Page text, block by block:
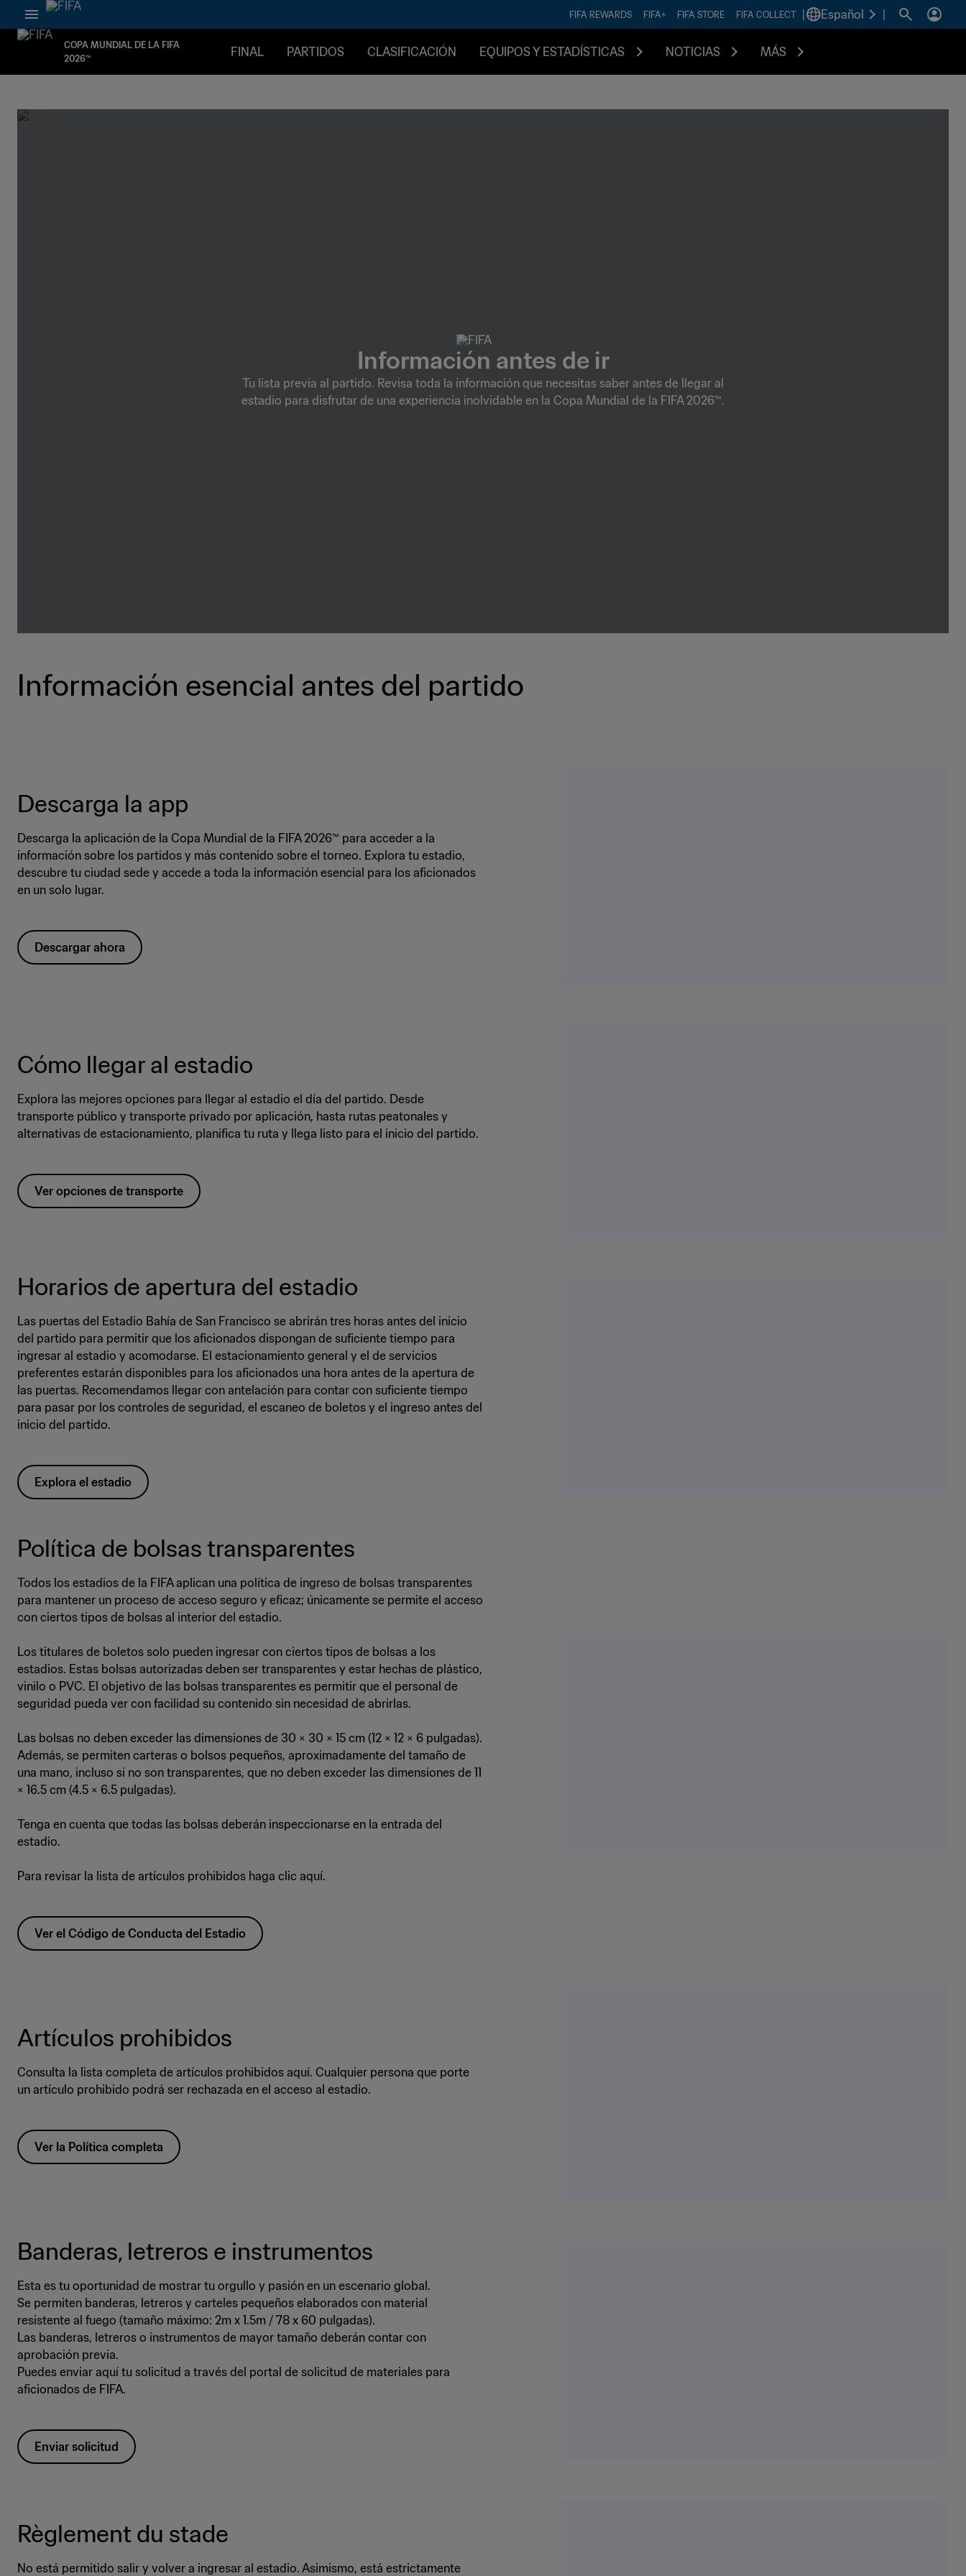
FIFA REWARDS FIFA+ FIFA STORE FIFA COLLECT Español
COPA MUNDIAL DE LA FIFA
2026™
FINAL PARTIDOS CLASIFICACIÓN EQUIPOS Y ESTADÍSTICAS NOTICIAS MÁS
Información antes de ir
Tu lista previa al partido. Revisa toda la información que necesitas saber antes de llegar al
estadio para disfrutar de una experiencia inolvidable en la Copa Mundial de la FIFA 2026™.
Información esencial antes del partido
Descarga la app
Descarga la aplicación de la Copa Mundial de la FIFA 2026™ para acceder a la
información sobre los partidos y más contenido sobre el torneo. Explora tu estadio,
descubre tu ciudad sede y accede a toda la información esencial para los aficionados
en un solo lugar.
Descargar ahora
Cómo llegar al estadio
Explora las mejores opciones para llegar al estadio el día del partido. Desde
transporte público y transporte privado por aplicación, hasta rutas peatonales y
alternativas de estacionamiento, planifica tu ruta y llega listo para el inicio del partido.
Ver opciones de transporte
Horarios de apertura del estadio
Las puertas del Estadio Bahía de San Francisco se abrirán tres horas antes del inicio
del partido para permitir que los aficionados dispongan de suficiente tiempo para
ingresar al estadio y acomodarse. El estacionamiento general y el de servicios
preferentes estarán disponibles para los aficionados una hora antes de la apertura de
las puertas. Recomendamos llegar con antelación para contar con suficiente tiempo
para pasar por los controles de seguridad, el escaneo de boletos y el ingreso antes del
inicio del partido.
Explora el estadio
Política de bolsas transparentes
Todos los estadios de la FIFA aplican una política de ingreso de bolsas transparentes
para mantener un proceso de acceso seguro y eficaz; únicamente se permite el acceso
con ciertos tipos de bolsas al interior del estadio.
Los titulares de boletos solo pueden ingresar con ciertos tipos de bolsas a los
estadios. Estas bolsas autorizadas deben ser transparentes y estar hechas de plástico,
vinilo o PVC. El objetivo de las bolsas transparentes es permitir que el personal de
seguridad pueda ver con facilidad su contenido sin necesidad de abrirlas.
Las bolsas no deben exceder las dimensiones de 30 × 30 × 15 cm (12 × 12 × 6 pulgadas).
Además, se permiten carteras o bolsos pequeños, aproximadamente del tamaño de
una mano, incluso si no son transparentes, que no deben exceder las dimensiones de 11
× 16.5 cm (4.5 × 6.5 pulgadas).
Tenga en cuenta que todas las bolsas deberán inspeccionarse en la entrada del
estadio.
Para revisar la lista de artículos prohibidos haga clic aquí.
Ver el Código de Conducta del Estadio
Artículos prohibidos
Consulta la lista completa de artículos prohibidos aquí. Cualquier persona que porte
un artículo prohibido podrá ser rechazada en el acceso al estadio.
Ver la Política completa
Banderas, letreros e instrumentos
Esta es tu oportunidad de mostrar tu orgullo y pasión en un escenario global.
Se permiten banderas, letreros y carteles pequeños elaborados con material
resistente al fuego (tamaño máximo: 2m x 1.5m / 78 x 60 pulgadas).
Las banderas, letreros o instrumentos de mayor tamaño deberán contar con
aprobación previa.
Puedes enviar aquí tu solicitud a través del portal de solicitud de materiales para
aficionados de FIFA.
Enviar solicitud
Règlement du stade
No está permitido salir y volver a ingresar al estadio. Asimismo, está estrictamente